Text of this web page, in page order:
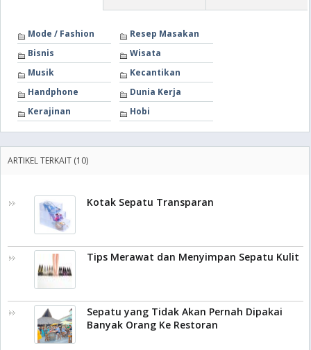
Mode / Fashion
Resep Masakan
Bisnis
Wisata
Musik
Kecantikan
Handphone
Dunia Kerja
Kerajinan
Hobi
ARTIKEL TERKAIT (10)
Kotak Sepatu Transparan
Tips Merawat dan Menyimpan Sepatu Kulit
Sepatu yang Tidak Akan Pernah Dipakai
Banyak Orang Ke Restoran